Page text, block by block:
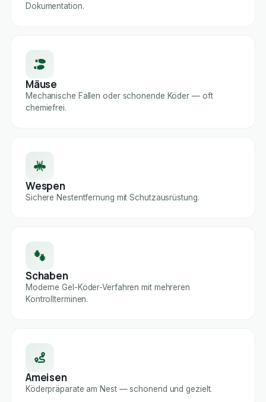
Dokumentation.
Mäuse
Mechanische Fallen oder schonende Köder — oft
chemiefrei.
Wespen
Sichere Nestentfernung mit Schutzausrüstung.
Schaben
Moderne Gel-Köder-Verfahren mit mehreren
Kontrollterminen.
Ameisen
Köderpräparate am Nest — schonend und gezielt.